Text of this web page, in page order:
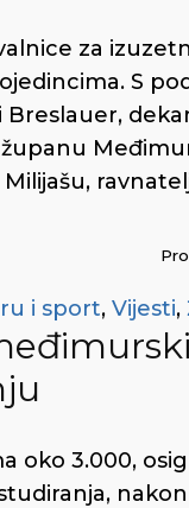
za
S
i sport, Vijesti,
oko 3.000,